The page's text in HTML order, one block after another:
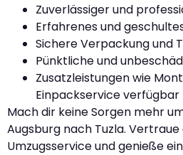
Zuverlässiger und
Erfahrenes und
Sichere Verpackung und
Pünktliche und
Zusatzleistungen wie
Einpackservice verfügbar
Mach dir keine Sorgen mehr
Augsburg nach Tuzla.
Umzugsservice und genieße